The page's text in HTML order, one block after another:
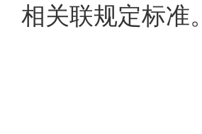
相关联规定标准。